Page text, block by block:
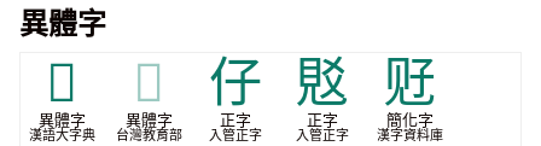
異體字
𧠐
異體字
漢語大字典
𧠐
異體字
台灣教育部
仔
正字
入管正字
覐
正字
入管正字
觃
簡化字
漢字資料庫